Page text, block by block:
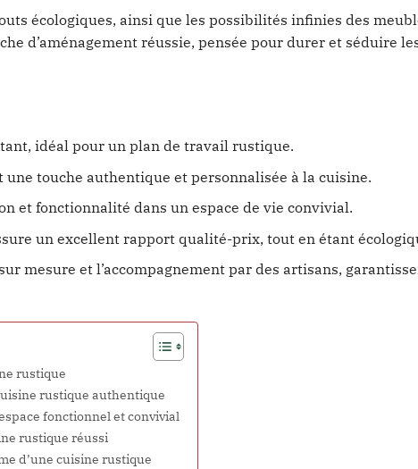
écologiques, ainsi que les possibilités infinies des
d’aménagement réussie, pensée pour durer et séduire
idéal pour un plan de travail rustique.
touche authentique et personnalisée à la cuisine.
et fonctionnalité dans un espace de vie convivial.
un excellent rapport qualité-prix, tout en étant
mesure et l’accompagnement par des artisans,
rustique
rustique authentique
fonctionnel et convivial
rustique réussi
d’une cuisine rustique